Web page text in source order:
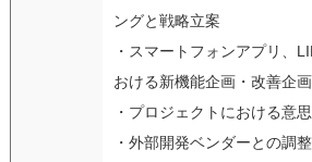
ングと戦略立案
・スマートフォンアプリ、
おける新機能企画・改善企
・プロジェクトにおける意
・外部開発ベンダーとの調